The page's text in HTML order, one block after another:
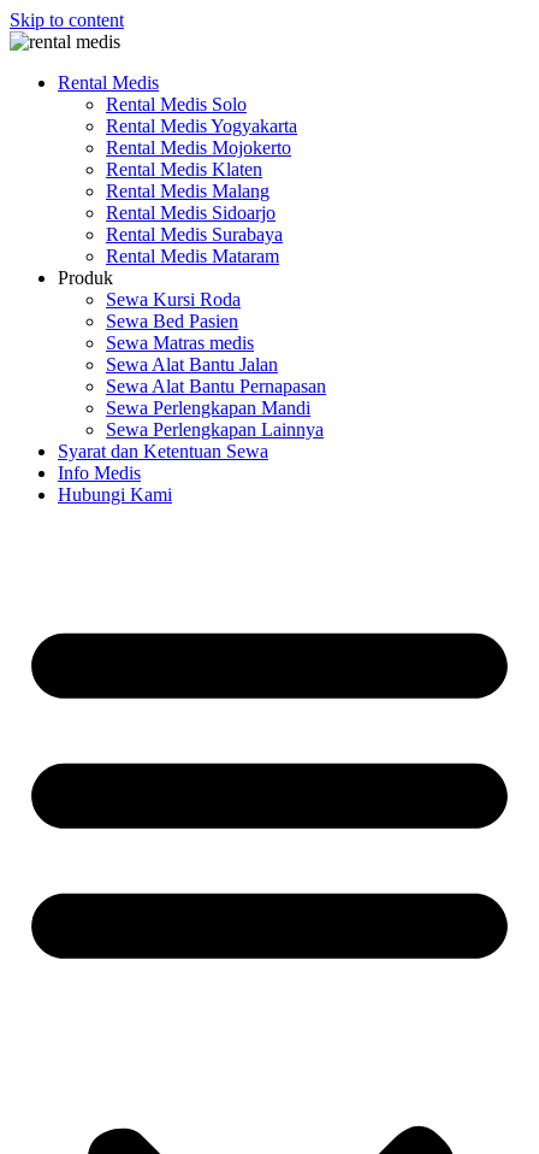
Skip to content
Rental Medis
Rental Medis Solo
Rental Medis Yogyakarta
Rental Medis Mojokerto
Rental Medis Klaten
Rental Medis Malang
Rental Medis Sidoarjo
Rental Medis Surabaya
Rental Medis Mataram
Produk
Sewa Kursi Roda
Sewa Bed Pasien
Sewa Matras medis
Sewa Alat Bantu Jalan
Sewa Alat Bantu Pernapasan
Sewa Perlengkapan Mandi
Sewa Perlengkapan Lainnya
Syarat dan Ketentuan Sewa
Info Medis
Hubungi Kami